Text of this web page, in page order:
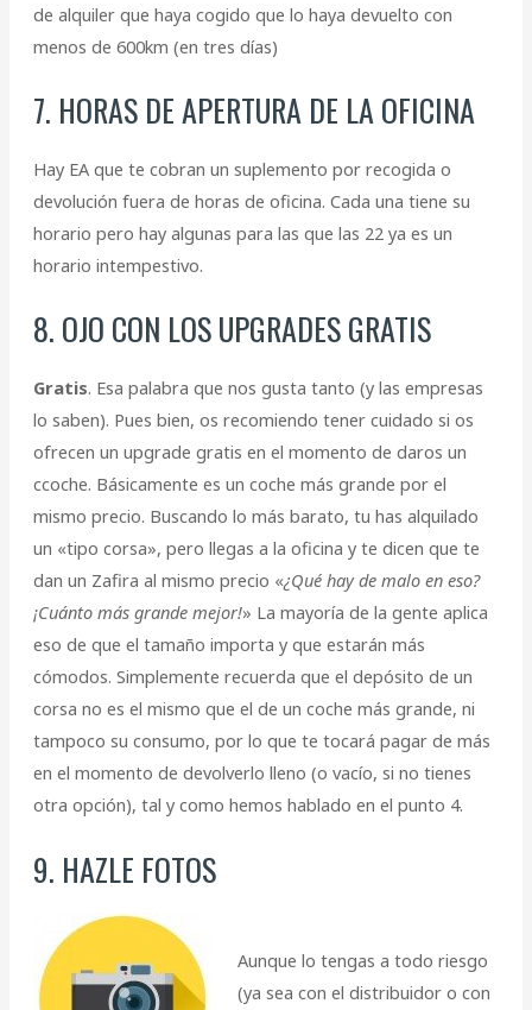
de alquiler que haya cogido que lo haya devuelto con
menos de 600km (en tres días)
7. HORAS DE APERTURA DE LA OFICINA
Hay EA que te cobran un suplemento por recogida o
devolución fuera de horas de oficina. Cada una tiene su
horario pero hay algunas para las que las 22 ya es un
horario intempestivo.
8. OJO CON LOS UPGRADES GRATIS
Gratis. Esa palabra que nos gusta tanto (y las empresas
lo saben). Pues bien, os recomiendo tener cuidado si os
ofrecen un upgrade gratis en el momento de daros un
ccoche. Básicamente es un coche más grande por el
mismo precio. Buscando lo más barato, tu has alquilado
un «tipo corsa», pero llegas a la oficina y te dicen que te
dan un Zafira al mismo precio «¿Qué hay de malo en eso?
¡Cuánto más grande mejor!» La mayoría de la gente aplica
eso de que el tamaño importa y que estarán más
cómodos. Simplemente recuerda que el depósito de un
corsa no es el mismo que el de un coche más grande, ni
tampoco su consumo, por lo que te tocará pagar de más
en el momento de devolverlo lleno (o vacío, si no tienes
otra opción), tal y como hemos hablado en el punto 4.
9. HAZLE FOTOS
Aunque lo tengas a todo riesgo
(ya sea con el distribuidor o con